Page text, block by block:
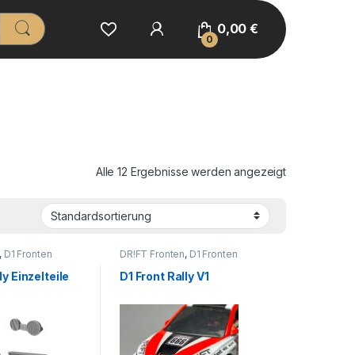
0
0,00€
Alle 12 Ergebnisse werden angezeigt
, D1 Fronten
Einzelteile
DR!FT Fronten, D1 Fronten
D1 Front Rally V1